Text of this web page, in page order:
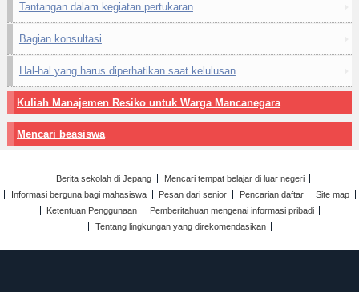
Tantangan dalam kegiatan pertukaran
Bagian konsultasi
Hal-hal yang harus diperhatikan saat kelulusan
Kuliah Manajemen Resiko untuk Warga Mancanegara
Mencari beasiswa
Berita sekolah di Jepang
Mencari tempat belajar di luar negeri
Informasi berguna bagi mahasiswa
Pesan dari senior Pencarian daftar
Site map
Ketentuan Penggunaan
Pemberitahuan mengenai informasi pribadi
Tentang lingkungan yang direkomendasikan